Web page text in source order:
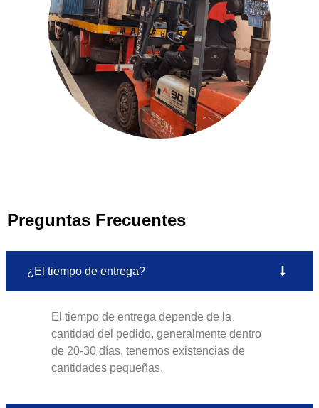
Preguntas Frecuentes
¿El tiempo de entrega?
El tiempo de entrega depende de la
cantidad del pedido, generalmente dentro
de 20-30 días, tenemos existencias de
cantidades pequeñas.